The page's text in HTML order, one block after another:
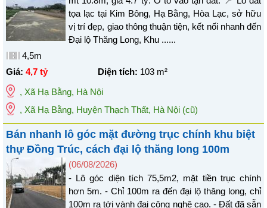
tọa lạc tại Kim Bông, Hạ Bằng, Hòa Lạc, sở hữu
vị trí đẹp, giao thông thuận tiện, kết nối nhanh đến
Đại lộ Thăng Long, Khu ......
4,5m
Giá: 4,7 tỷ Diện tích: 103 m²
, Xã Hạ Bằng, Hà Nội
, Xã Hạ Bằng, Huyện Thạch Thất, Hà Nội (cũ)
Bán nhanh lô góc mặt đường trục chính khu biệt
thự Đồng Trúc, cách đại lộ thăng long 100m
(06/08/2026)
- Lô góc diện tích 75,5m2, mặt tiền trục chính
hơn 5m. - Chỉ 100m ra đến đại lộ thăng long, chỉ
100m ra tới vành đai công nghệ cao. - Đất đã sẵn